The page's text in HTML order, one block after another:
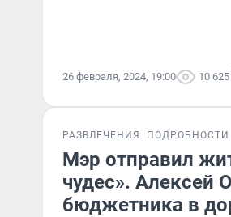
26 февраля, 2024, 19:00 10 625
РАЗВЛЕЧЕНИЯ ПОДРОБНОСТИ
Мэр отправил
чудес». Алексей
бюджетника в